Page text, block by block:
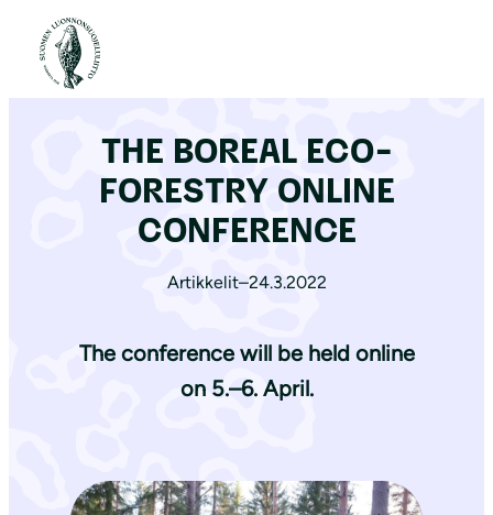
Etusivu
THE BOREAL ECO-
FORESTRY ONLINE
CONFERENCE
Artikkelit–24.3.2022
The conference will be held online
on 5.–6. April.